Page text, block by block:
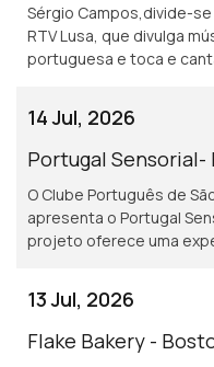
Sérgio Campos,divide-
RTV Lusa, que divulga
portuguesa e toca e
14 Jul, 2026
Portugal Sensorial-
O Clube Português de
apresenta o Portugal
projeto oferece uma
e um show audiovisual
13 Jul, 2026
Flake Bakery -